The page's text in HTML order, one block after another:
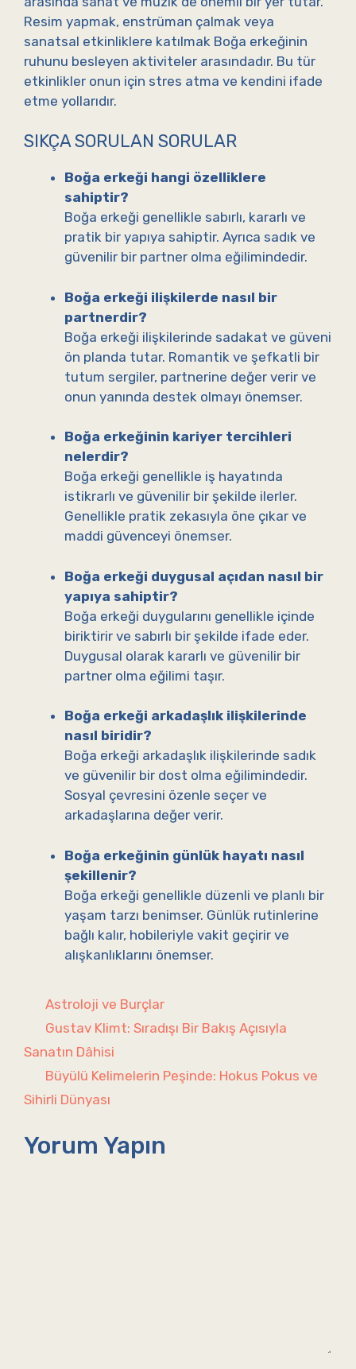
Resim yapmak, enstrüman çalmak veya
sanatsal etkinliklere katılmak Boğa erkeğinin
ruhunu besleyen aktiviteler arasındadır. Bu tür
etkinlikler onun için stres atma ve kendini ifade
etme yollarıdır.
SIKÇA SORULAN SORULAR
Boğa erkeği hangi özelliklere
sahiptir?
Boğa erkeği genellikle sabırlı, kararlı ve
pratik bir yapıya sahiptir. Ayrıca sadık ve
güvenilir bir partner olma eğilimindedir.
Boğa erkeği ilişkilerde nasıl bir
partnerdir?
Boğa erkeği ilişkilerinde sadakat ve güveni
ön planda tutar. Romantik ve şefkatli bir
tutum sergiler, partnerine değer verir ve
onun yanında destek olmayı önemser.
Boğa erkeğinin kariyer tercihleri
nelerdir?
Boğa erkeği genellikle iş hayatında
istikrarlı ve güvenilir bir şekilde ilerler.
Genellikle pratik zekasıyla öne çıkar ve
maddi güvenceyi önemser.
Boğa erkeği duygusal açıdan nasıl bir
yapıya sahiptir?
Boğa erkeği duygularını genellikle içinde
biriktirir ve sabırlı bir şekilde ifade eder.
Duygusal olarak kararlı ve güvenilir bir
partner olma eğilimi taşır.
Boğa erkeği arkadaşlık ilişkilerinde
nasıl biridir?
Boğa erkeği arkadaşlık ilişkilerinde sadık
ve güvenilir bir dost olma eğilimindedir.
Sosyal çevresini özenle seçer ve
arkadaşlarına değer verir.
Boğa erkeğinin günlük hayatı nasıl
şekillenir?
Boğa erkeği genellikle düzenli ve planlı bir
yaşam tarzı benimser. Günlük rutinlerine
bağlı kalır, hobileriyle vakit geçirir ve
alışkanlıklarını önemser.
Kategoriler
Astroloji ve Burçlar
Gustav Klimt: Sıradışı Bir Bakış Açısıyla
Sanatın Dâhisi
Büyülü Kelimelerin Peşinde: Hokus Pokus ve
Sihirli Dünyası
Yorum Yapın